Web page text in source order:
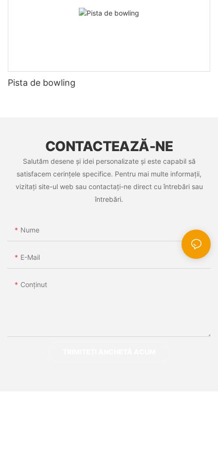
Pista de bowling
CONTACTEAZĂ-NE
Salutăm desene și idei personalizate și este capabil să
satisfacem cerințele specifice. Pentru mai multe informații,
vizitați site-ul web sau contactați-ne direct cu întrebări sau
întrebări.
Nume
E-Mail
Conţinut